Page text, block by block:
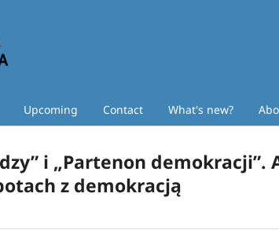
Upcoming Contact What's new?
i „Partenon demokracji”.
z demokracją